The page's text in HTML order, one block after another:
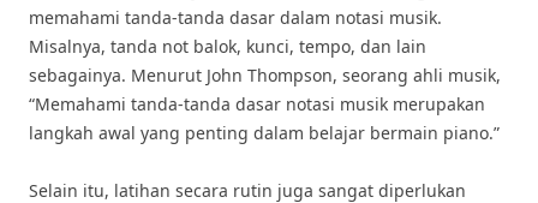
memahami tanda-tanda dasar dalam notasi musik.
Misalnya, tanda not balok, kunci, tempo, dan lain
sebagainya. Menurut John Thompson, seorang ahli musik,
“Memahami tanda-tanda dasar notasi musik merupakan
langkah awal yang penting dalam belajar bermain piano.”
Selain itu, latihan secara rutin juga sangat diperlukan